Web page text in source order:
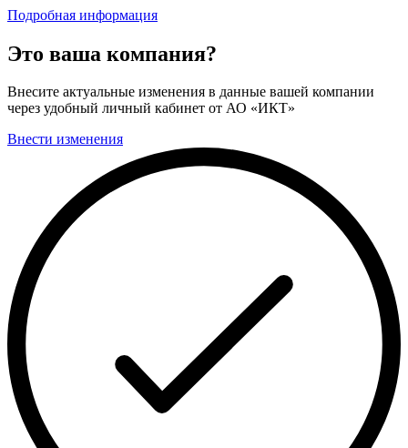
Подробная информация
Это ваша компания?
Внесите актуальные изменения в данные вашей компании
через удобный личный кабинет от АО «ИКТ»
Внести изменения